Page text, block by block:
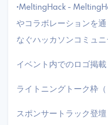
•MeltingHack -
やコラボレーションを
なぐハッカソンコミュ
​イベント内でのロゴ掲載
ライトニングトーク枠（
スポンサートラック登壇